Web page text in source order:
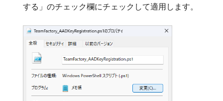
する」のチェック欄にチェックして適用します。